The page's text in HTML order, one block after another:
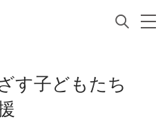
す子どもたち